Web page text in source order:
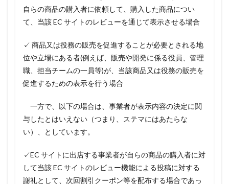
自らの商品の購入者に依頼して、購入した商品につい
て、当該 EC サイトのレビューを通じて表示させる場合
✓ 商品又は役務の販売を促進することが必要とされる地
位や立場にある者(例えば、販売や開発に係る役員、管理
職、担当チームの一員等)が、当該商品又は役務の販売を
促進するための表示を行う場合
一方で、以下の場合は、事業者が表示内容の決定に関
与したとはいえない（つまり、ステマにはあたらな
い）、としています。
✓EC サイトに出店する事業者が自らの商品の購入者に対
して当該 EC サイトのレビュー機能による投稿に対する
謝礼として、次回割引クーポン等を配布する場合であっ